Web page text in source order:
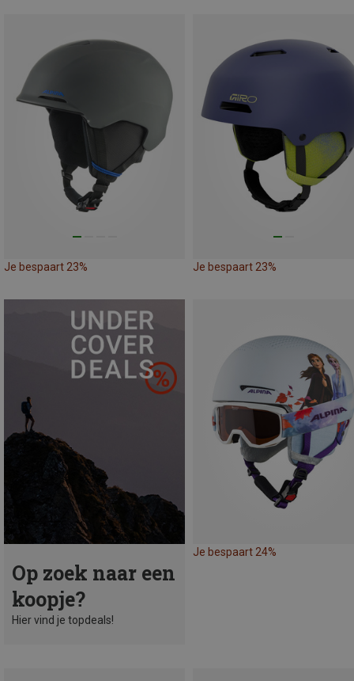
Je bespaart 23% Je bespaart 23%
Op zoek naar een
koopje?
Hier vind je topdeals!
Je bespaart 24%